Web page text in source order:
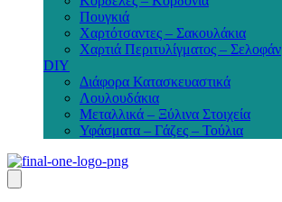
Πουγκιά
Χαρτότσαντες – Σακουλάκια
Χαρτιά Περιτυλίγματος – Σελοφάν
DIY
Διάφορα Κατασκευαστικά
Λουλουδάκια
Μεταλλικά – Ξύλινα Στοιχεία
Υφάσματα – Γάζες – Τούλια